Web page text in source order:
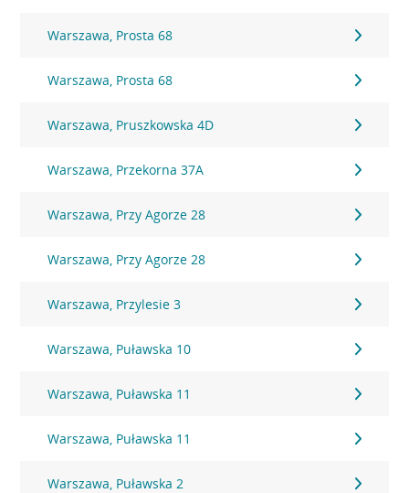
Warszawa, Prosta 68
Warszawa, Prosta 68
Warszawa, Pruszkowska 4D
Warszawa, Przekorna 37A
Warszawa, Przy Agorze 28
Warszawa, Przy Agorze 28
Warszawa, Przylesie 3
Warszawa, Puławska 10
Warszawa, Puławska 11
Warszawa, Puławska 11
Warszawa, Puławska 2